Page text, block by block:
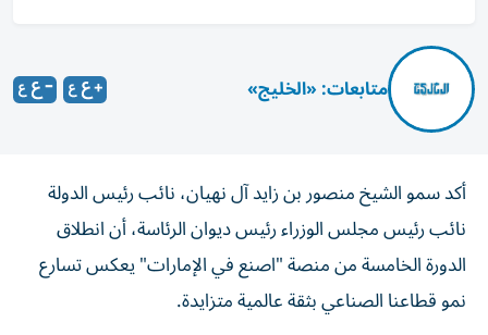
متابعات: «الخليج»
أكد سمو الشيخ منصور بن زايد آل نهيان، نائب رئيس الدولة
نائب رئيس مجلس الوزراء رئيس ديوان الرئاسة،أن انطلاق
الدورة الخامسة من منصة "اصنع في الإمارات" يعكس تسارع
نمو قطاعنا الصناعي بثقة عالمية متزايدة.